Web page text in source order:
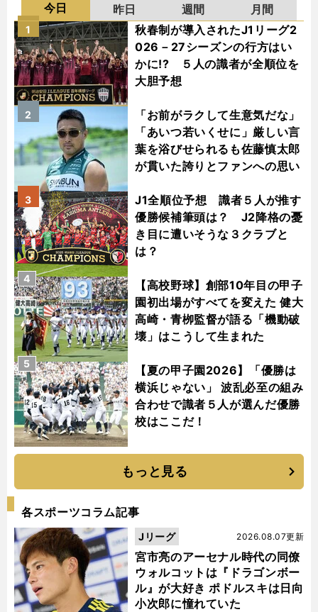
今日 昨日 週間
月間
秋春制が導入されたJ1リーグ2
026－27シーズンの行方はい
かに!? ５人の識者が全順位を
大胆予想
1
「お前がラクして生意気だな」
「あいつ若いくせに」厳しい言
葉を浴びせられるも佐藤慎太郎
が貫いた誇りとファンへの思い
2
J1全順位予想 識者５人が推す
優勝候補筆頭は？ J2降格の憂
き目に遭いそうな３クラブと
は？
3
【高校野球】創部10年目の甲子
園初出場がすべてを変えた 健大
高崎・青栁監督が語る「機動破
壊」はこうして生まれた
4
【夏の甲子園2026】「優勝は
横浜じゃない」 波乱必至の組み
合わせで識者５人が選んだ優勝
校はここだ！
5
もっと見る
各スポーツコラム記事
宮市亮のアーセナル時代の同僚
ウォルコットは『ドラゴンボー
ル』が大好き ポドルスキは日向
小次郎に憧れていた
2026.08.07更新
Jリーグ